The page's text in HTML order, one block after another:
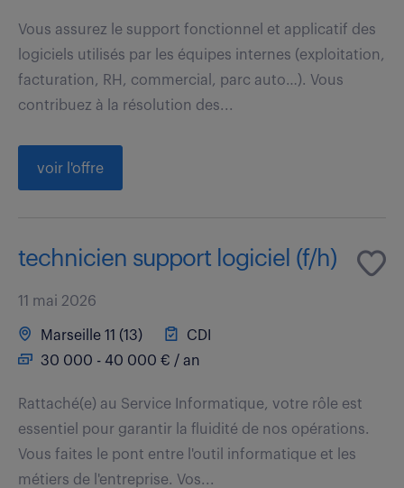
Vous assurez le support fonctionnel et applicatif des
logiciels utilisés par les équipes internes (exploitation,
facturation, RH, commercial, parc auto…). Vous
contribuez à la résolution des...
voir l'offre
technicien support logiciel (f/h)
11 mai 2026
Marseille 11 (13)
CDI
30 000 - 40 000 € / an
Rattaché(e) au Service Informatique, votre rôle est
essentiel pour garantir la fluidité de nos opérations.
Vous faites le pont entre l'outil informatique et les
métiers de l'entreprise. Vos...